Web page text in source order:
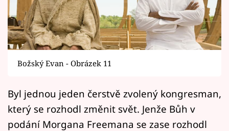
Horoskopy
Sledujte prima+
Filmový festival Karlovy Vary
Pořady
Mámy sobě
Božský Evan - Obrázek 11
Byl jednou jeden čerstvě zvolený kongresman,
který se rozhodl změnit svět. Jenže Bůh v
podání Morgana Freemana se zase rozhodl